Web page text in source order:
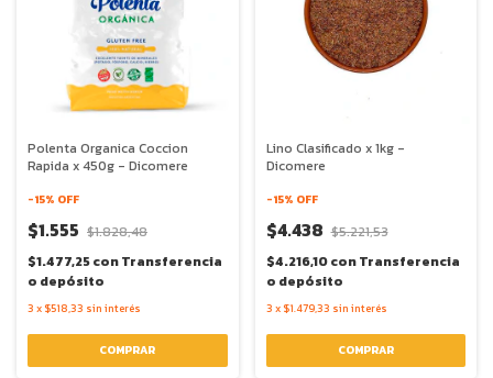
Polenta Organica Coccion
Rapida x 450g - Dicomere
-15% OFF
$1.555 $1.828,48
$1.477,25conTransferencia
o depósito
3 x $518,33 sin interés
Lino Clasificado x 1kg -
Dicomere
-15% OFF
$4.438 $5.221,53
$4.216,10conTransferencia
o depósito
3 x $1.479,33 sin interés